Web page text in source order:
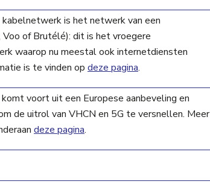
is het netwerk van een
of Brutélé): dit is het vroegere
waarop nu meestal ook internetdiensten
is te vinden op deze pagina.
voort uit een Europese aanbeveling en
de uitrol van VHCN en 5G te versnellen. Meer
deze pagina.